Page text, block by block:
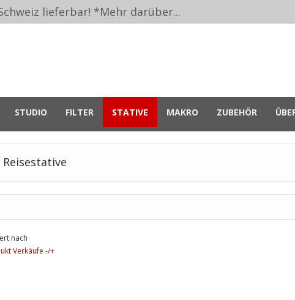
lieferbar! *Mehr darüber...
STUDIO FILTER STATIVE MAKRO ZUBEHÖR
Reisestative
nach
Verkäufe -/+